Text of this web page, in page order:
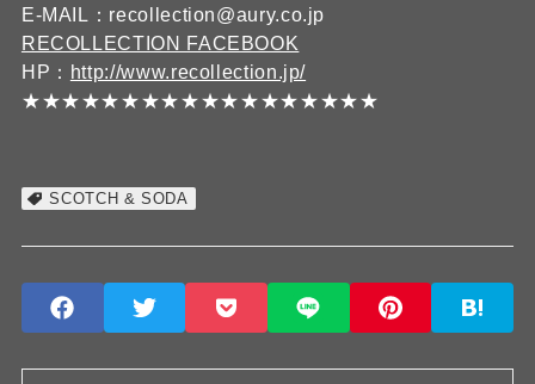
E-MAIL：recollection@aury.co.jp
RECOLLECTION FACEBOOK
HP： http://www.recollection.jp/
★★★★★★★★★★★★★★★★★★
SCOTCH & SODA